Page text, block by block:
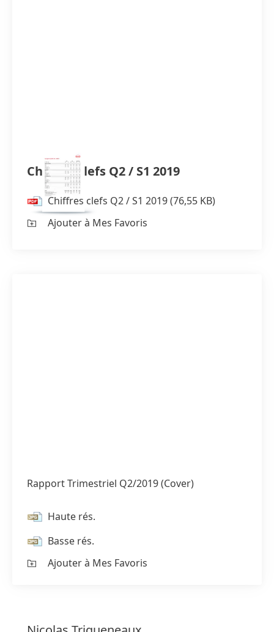
Chiffres clefs Q2 / S1 2019
Chiffres clefs Q2 / S1 2019(76,55 KB)
Ajouter à Mes Favoris
Rapport Trimestriel Q2/2019(Cover)
Haute rés.
Basse rés.
Ajouter à Mes Favoris